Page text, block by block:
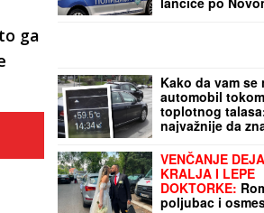
ga
Kako da vam se
automobil tokom
toplotnog
najvažnije da
VENČANJE
KRALJA I LEPE
DOKTORKE:
poljubac i